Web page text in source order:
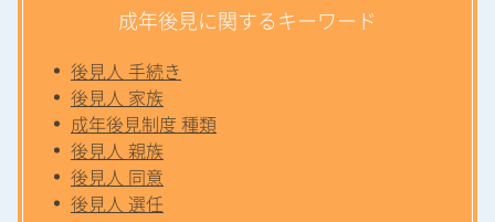
成年後見に関するキーワード
後見人 手続き
後見人 家族
成年後見制度 種類
後見人 親族
後見人 同意
後見人 選任